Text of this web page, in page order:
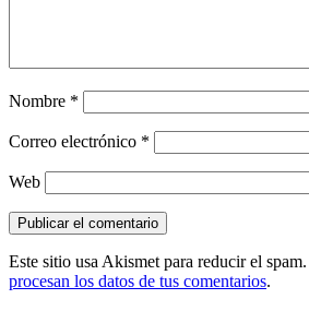
Nombre *
Correo electrónico *
Web
Este sitio usa Akismet para reducir el spam.
procesan los datos de tus comentarios.